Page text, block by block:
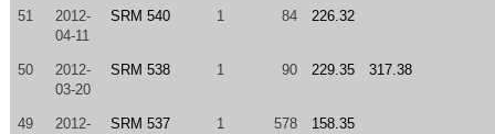
51
2012-
04-11
SRM 540 1 84 226.32
50
2012-
03-20
SRM 538 1 90 229.35 317.38
49
2012-
SRM 537 1 578 158.35